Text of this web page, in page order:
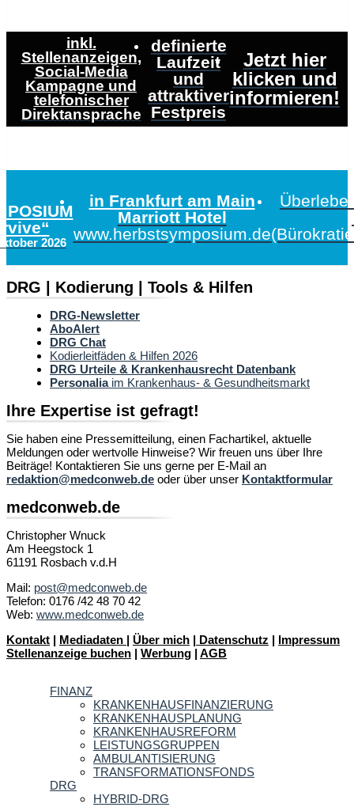
inkl.
Stellenanzeigen,
Social-Media
Kampagne und
telefonischer
Direktansprache
definierte
Laufzeit
und
attraktiver
Festpreis
Jetzt hier
klicken und
informieren!
2026
in Frankfurt am Main
Marriott Hotel
www.herbstsymposium.de
DRG | Kodierung | Tools & Hilfen
DRG-Newsletter
AboAlert
DRG Chat
Kodierleitfäden & Hilfen 2026
DRG Urteile & Krankenhausrecht Datenbank
Personaliaim Krankenhaus- & Gesundheitsmarkt
Ihre Expertise ist gefragt!
Sie haben eine Pressemitteilung, einen Fachartikel, aktuelle
Meldungen oder wertvolle Hinweise? Wir freuen uns über Ihre
Beiträge! Kontaktieren Sie uns gerne per E-Mail an
redaktion@medconweb.de oder über unser Kontaktformular
medconweb.de
Christopher Wnuck
Am Heegstock 1
61191 Rosbach v.d.H
Mail: post@medconweb.de
Telefon: 0176 /42 48 70 42
Web: www.medconweb.de
Kontakt | Mediadaten | Über mich | Datenschutz | Impressum
Stellenanzeige buchen | Werbung | AGB
FINANZ
KRANKENHAUSFINANZIERUNG
KRANKENHAUSPLANUNG
KRANKENHAUSREFORM
LEISTUNGSGRUPPEN
AMBULANTISIERUNG
TRANSFORMATIONSFONDS
DRG
HYBRID-DRG